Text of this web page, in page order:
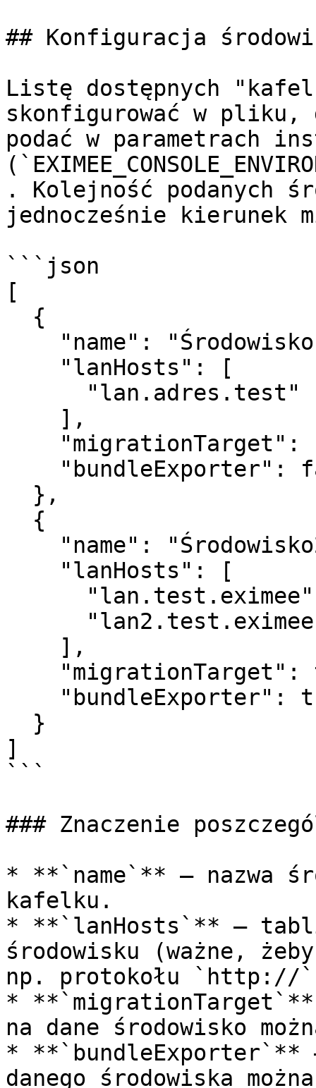
## Konfiguracja
Listę dostępnych
skonfigurować w pliku,
podać w parametrach
. Kolejność podanych
jednocześnie kierunek
```json
[
]
```
### Znaczenie
* **`name`** – nazwa
kafelku.
* **`lanHosts`** –
środowisku (ważne,
np. protokołu `http://
*
na dane środowisko
*
danego środowiska